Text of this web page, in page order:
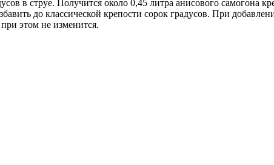
в струе. Получится около 0,45 литра анисового самогона
до классической крепости сорок градусов. При
этом не изменится.